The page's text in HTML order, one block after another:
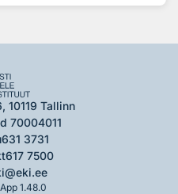
10119 Tallinn
70004011
631 3731
617 7500
1.48.0